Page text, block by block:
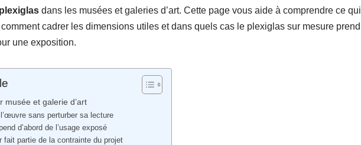
dans les musées et galeries d’art. Cette page vous aide à comprendre ce qui
cadrer les dimensions utiles et dans quels cas le plexiglas sur mesure prend
une exposition.
musée et galerie d’art
sans perturber sa lecture
d’abord de l’usage exposé
fait partie de la contrainte du projet